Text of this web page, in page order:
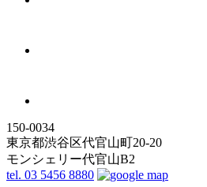
150-0034
東京都渋谷区代官山町20-20
モンシェリー代官山B2
tel. 03 5456 8880